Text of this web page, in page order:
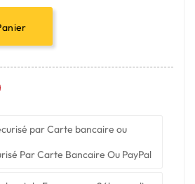
Par Carte Bancaire Ou PayPal